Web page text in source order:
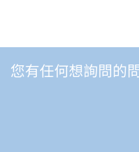
您有任何想詢問的